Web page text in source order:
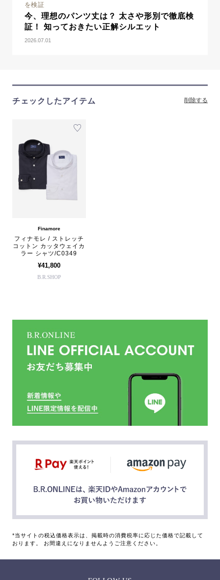
を検証
今、理想のパンツ丈は？ 太さや形別で徹底検
証！ 知っておきたい正解シルエット
2026.07.01
チェックしたアイテム 削除する
Finamore
フィナモレ / ストレッチ
コットン カッタウェイカ
ラー シャツ/C0349
¥41,800
B.R.SHOP
*当サイトの税込価格表示は、掲載時の消費税率に応じた価格で記載して
おります。 お間違えになりませんようご注意ください。